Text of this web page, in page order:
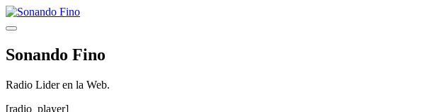
Saltar
al
Menú
Sonando Fino
Radio Lider en la Web.
[radio_player]